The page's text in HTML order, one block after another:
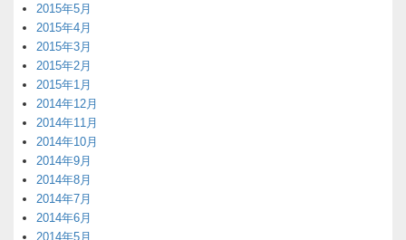
2015年5月
2015年4月
2015年3月
2015年2月
2015年1月
2014年12月
2014年11月
2014年10月
2014年9月
2014年8月
2014年7月
2014年6月
2014年5月